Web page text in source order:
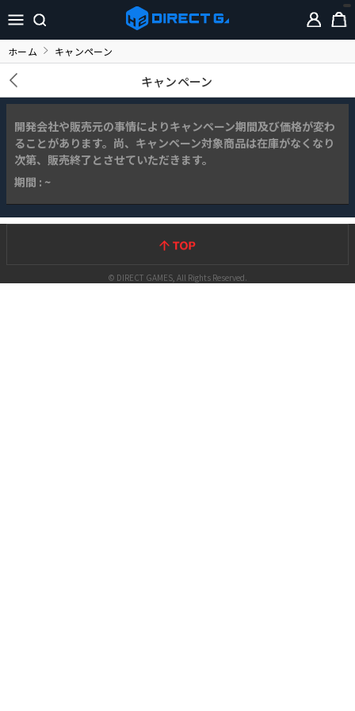
ホーム キャンペーン
キャンペーン
開発会社や販売元の事情によりキャンペーン期間及び価格が変わ
ることがあります。尚、キャンペーン対象商品は在庫がなくなり
次第、販売終了とさせていただきます。
期間 : ~
© DIRECT GAMES, All Rights Reserved.